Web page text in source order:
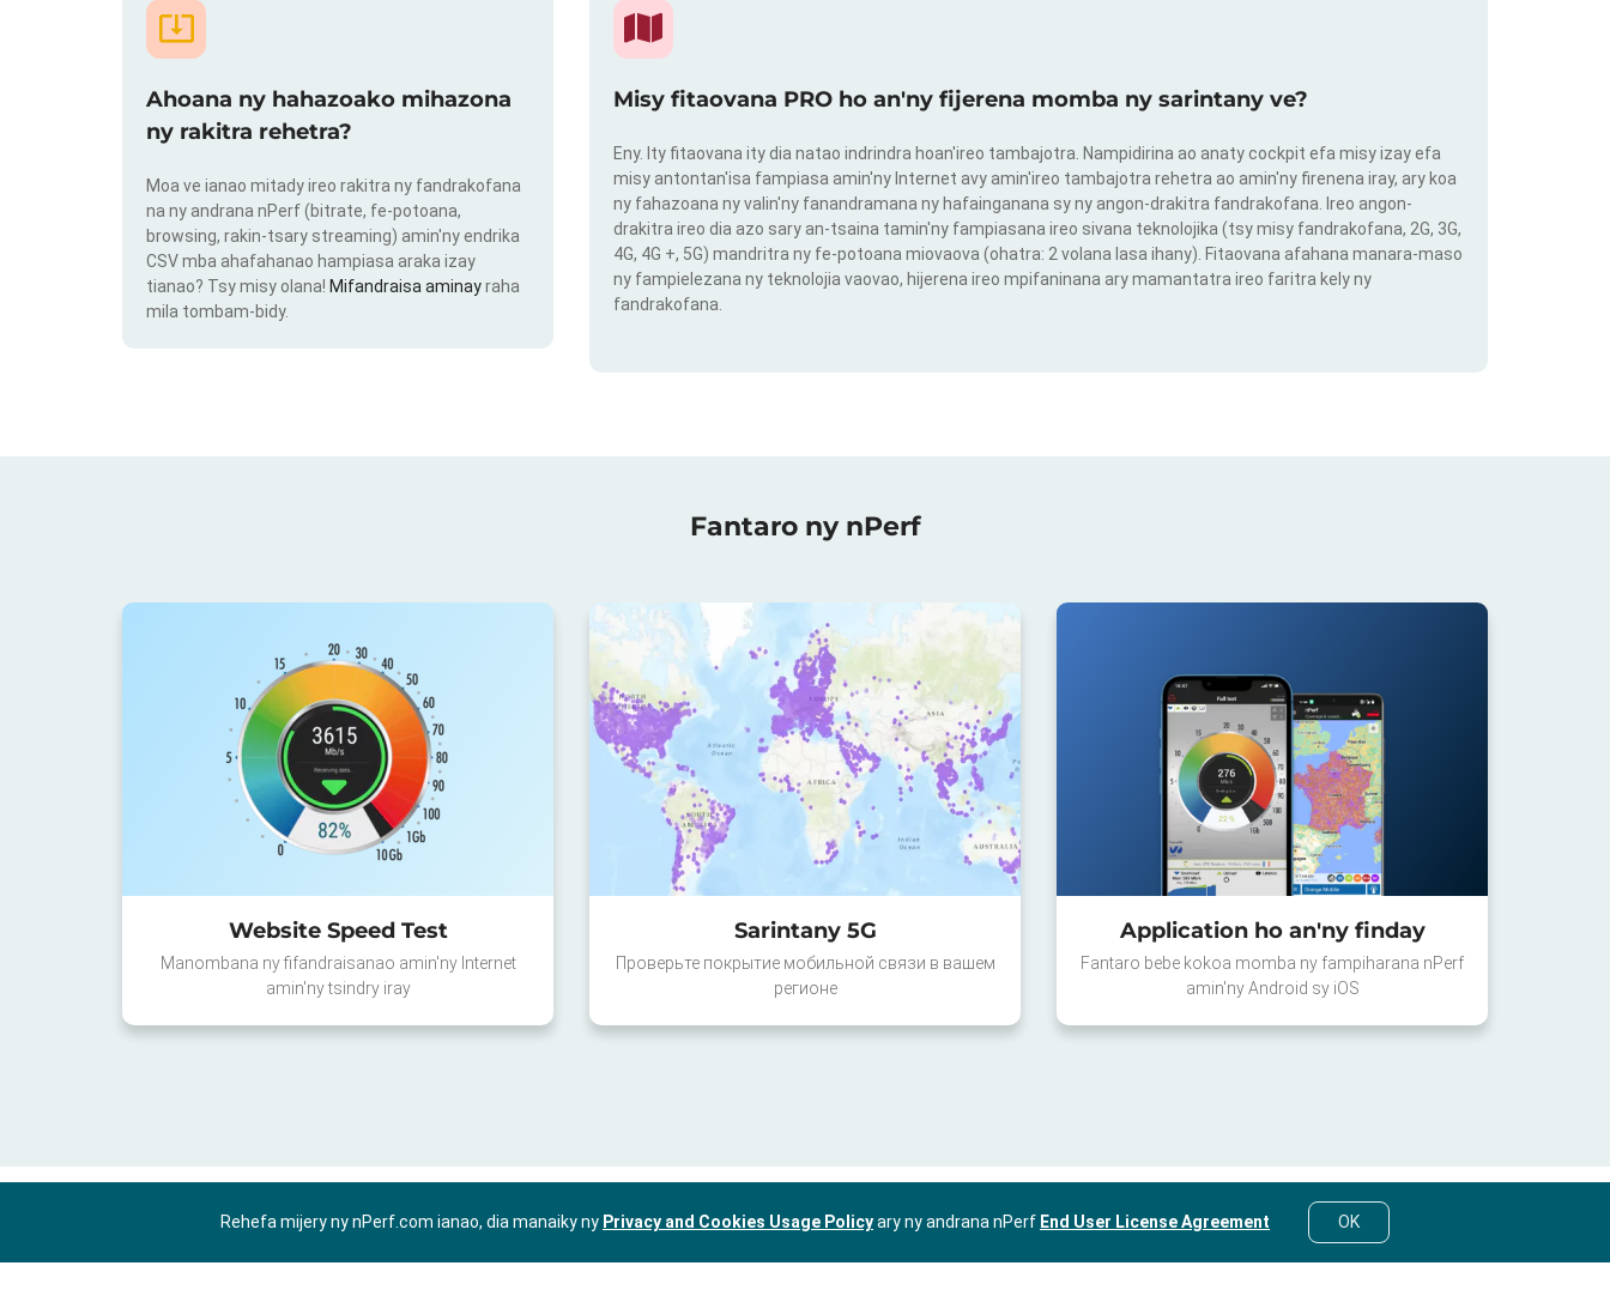
Ahoana ny hahazoako mihazona
ny rakitra rehetra?
Moa ve ianao mitady ireo rakitra ny fandrakofana
na ny andrana nPerf (bitrate, fe-potoana,
browsing, rakin-tsary streaming) amin'ny endrika
CSV mba ahafahanao hampiasa araka izay
tianao? Tsy misy olana! Mifandraisa aminayraha
mila tombam-bidy.
Misy fitaovana PRO ho an'ny fijerena momba ny sarintany ve?
Eny. Ity fitaovana ity dia natao indrindra hoan'ireo tambajotra. Nampidirina ao anaty cockpit efa misy izay efa
misy antontan'isa fampiasa amin'ny Internet avy amin'ireo tambajotra rehetra ao amin'ny firenena iray, ary koa
ny fahazoana ny valin'ny fanandramana ny hafainganana sy ny angon-drakitra fandrakofana. Ireo angon-
drakitra ireo dia azo sary an-tsaina tamin'ny fampiasana ireo sivana teknolojika (tsy misy fandrakofana, 2G, 3G,
4G, 4G +, 5G) mandritra ny fe-potoana miovaova (ohatra: 2 volana lasa ihany). Fitaovana afahana manara-maso
ny fampielezana ny teknolojia vaovao, hijerena ireo mpifaninana ary mamantatra ireo faritra kely ny
fandrakofana.
Fantaro ny nPerf
Website Speed Test
Manombana ny fifandraisanao amin'ny Internet
amin'ny tsindry iray
Sarintany 5G
Проверьте покрытие мобильной связи в вашем
регионе
Application ho an'ny finday
Fantaro bebe kokoa momba ny fampiharana nPerf
amin'ny Android sy iOS
Rehefa mijery ny nPerf.com ianao, dia manaiky ny Privacy and Cookies Usage Policyary ny andrana nPerf End User License Agreement OK